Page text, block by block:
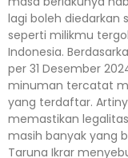
lagi boleh diedarkan
seperti milikmu
Indonesia.
per 31 Desember
minuman tercatat
yang terdaftar.
memastikan
masih banyak yang
Taruna Ikrar